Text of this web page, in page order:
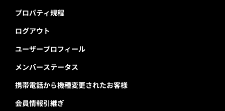
プロパティ規程
ログアウト
ユーザープロフィール
メンバーステータス
携帯電話から機種変更されたお客様
会員情報引継ぎ